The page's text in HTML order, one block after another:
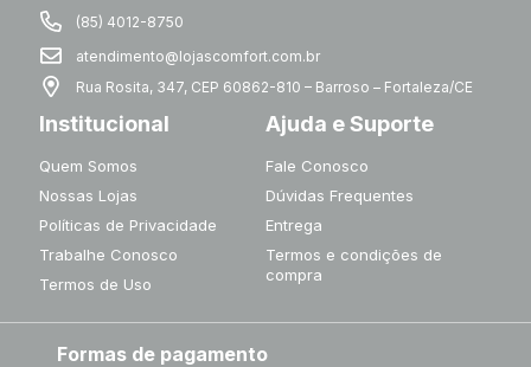
(85) 4012-8750
atendimento@lojascomfort.com.br
Rua Rosita, 347, CEP 60862-810 – Barroso – Fortaleza/CE
Institucional
Quem Somos
Nossas Lojas
Políticas de Privacidade
Trabalhe Conosco
Termos de Uso
Ajuda e Suporte
Fale Conosco
Dúvidas Frequentes
Entrega
Termos e condições de
compra
Formas de pagamento